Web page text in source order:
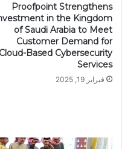
Proofpoint Strengthens
in the Kingdom
of Saudi Arabia to Meet
Customer Demand for
Cloud-Based Cybersecurity
Services
فبراير 19, 2025